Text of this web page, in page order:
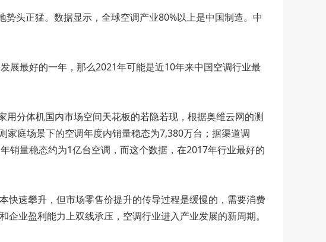
头正猛。数据显示，全球空调产业80%以上是中国制造。中
展最好的一年，那么2021年可能是近10年来中国空调行业最
分体机国内市场空间天花板的若隐若现，根据奥维云网的测
庭场景下的空调年度内销量稳态为7,380万台；据渠道调
销量稳态约为1亿台空调，而这个数据，在2017年行业最好的
快速攀升，但市场零售价提升的传导过程是缓慢的，需要消费
业盈利能力上双线承压，空调行业进入产业发展的新周期。